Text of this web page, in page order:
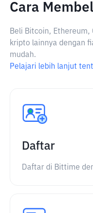
Cara
Beli Bitcoin, Ethereum,
kripto lainnya dengan
mudah.
Pelajari lebih lanjut
Daftar
Daftar di Bittime